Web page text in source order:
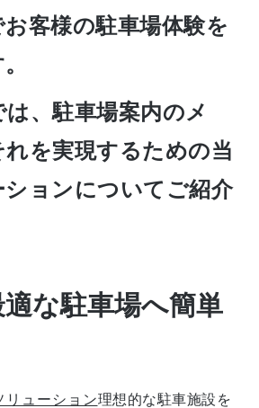
客様の駐車場体験を
、駐車場案内のメ
れを実現するための当
ョンについてご紹介
な駐車場へ簡単
リューション理想的な駐車施設を